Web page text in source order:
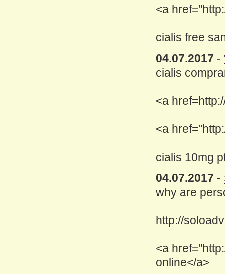
<a
cialis free
04.07.2017 -
cialis
<a
<a
cialis 10mg
04.07.2017 -
why are
http://
<a
online</a>